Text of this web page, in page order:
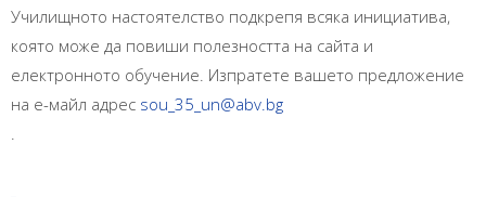
Училищното настоятелство подкрепя всяка инициатива,
която може да повиши полезността на сайта и
електронното обучение. Изпратете вашето предложение
на е-майл адрес sou_35_un@abv.bg
.